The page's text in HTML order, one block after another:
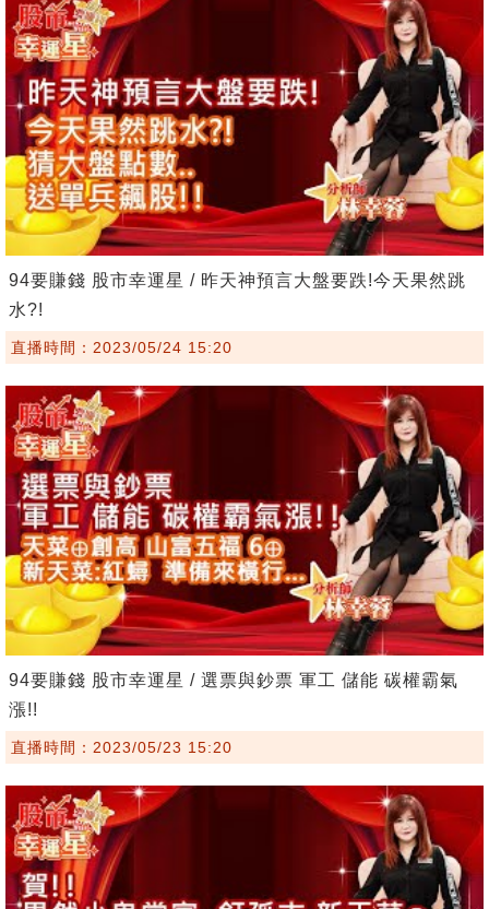
94要賺錢 股市幸運星 / 昨天神預言大盤要跌!今天果然跳
水?!
直播時間：2023/05/24 15:20
94要賺錢 股市幸運星 / 選票與鈔票 軍工 儲能 碳權霸氣
漲!!
直播時間：2023/05/23 15:20